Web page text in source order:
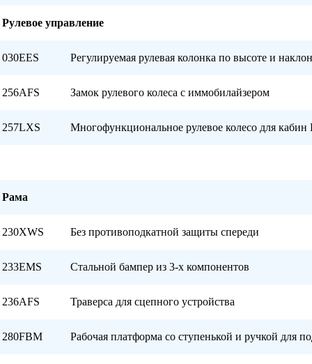
Рулевое управление
030EES Регулируемая рулевая колонка по высоте и
256AFS Замок рулевого колеса с иммобилайзером
257LXS Многофункциональное рулевое колесо для
Рама
230XWS Без противоподкатной защиты спереди
233EMS Стальной бампер из 3-х компонентов
236AFS Траверса для сцепного устройства
280FBM Рабочая платформа со ступенькой и ручкой для